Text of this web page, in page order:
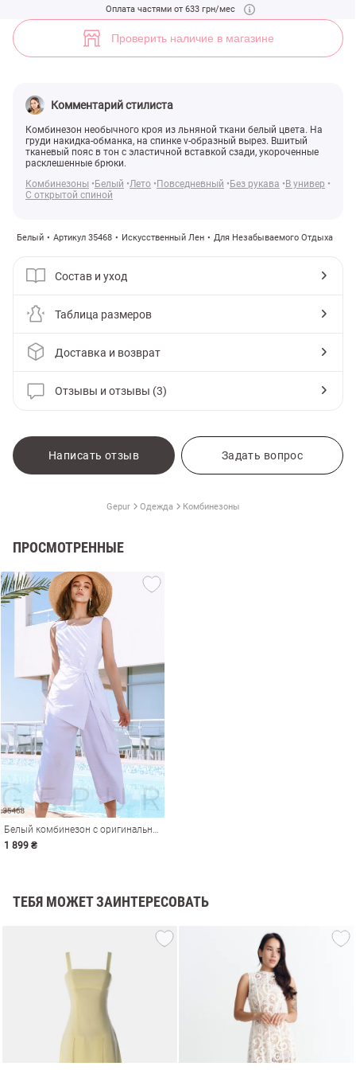
Оплата частями от 633 грн/мес
Проверить наличие в магазине
Комментарий стилиста
Комбинезон необычного кроя из льняной ткани белый цвета. На
груди накидка-обманка, на спинке v-образный вырез. Вшитый
тканевый пояс в тон с эластичной вставкой сзади, укороченные
расклешенные брюки.
Комбинезоны
Белый Лето Повседневный Без рукава
В универ
С открытой спиной
Белый Артикул 35468 Искусственный Лен Для Незабываемого Отдыха
Состав и уход
Таблица размеров
Доставка и возврат
Отзывы и отзывы (3)
Написать отзыв Задать вопрос
Gepur Одежда Комбинезоны
ПРОСМОТРЕННЫЕ
Белый комбинезон с оригинальным кроем
1 899 ₴
ТЕБЯ МОЖЕТ ЗАИНТЕРЕСОВАТЬ
Белый комбинезон с оригинальным кроем (арт. 35468) ♡ интернет-